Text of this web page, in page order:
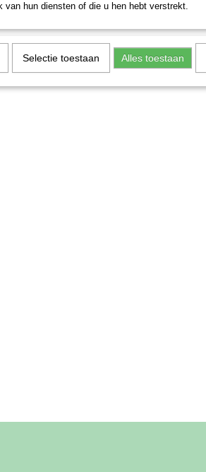
van hun diensten of die u hen hebt verstrekt.
Selectie toestaan Alles toestaan